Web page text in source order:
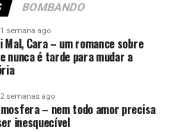
BOMBANDO
1 semana ago
Mal, Cara – um romance sobre
nunca é tarde para mudar a
2 semanas ago
– nem todo amor precisa
inesquecível